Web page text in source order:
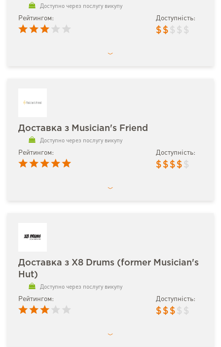
Доступно через послугу викупу
Рейтингом: Доступність:
$ $ $ $ $
Доставка з Musician's Friend
Доступно через послугу викупу
Рейтингом: Доступність:
$ $ $ $ $
Доставка з X8 Drums (former Musician's
Hut)
Доступно через послугу викупу
Рейтингом: Доступність:
$ $ $ $ $